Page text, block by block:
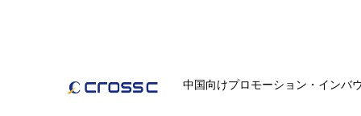
中国向けプロモーション・インバ